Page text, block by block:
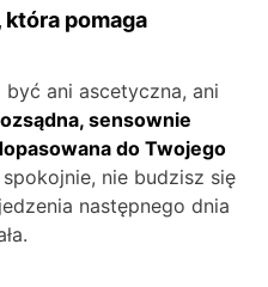
pomaga
ani ascetyczna, ani
sensownie
do Twojego
nie budzisz się
następnego dnia